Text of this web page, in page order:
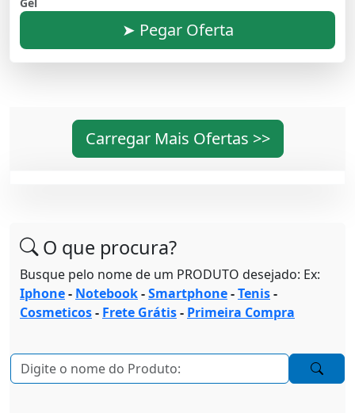
➤ Pegar Oferta
Carregar Mais Ofertas >>
O que procura?
Busque pelo nome de um PRODUTO desejado: Ex:
Iphone- Notebook-Smartphone-Tenis-
Cosmeticos- Frete Grátis- Primeira Compra